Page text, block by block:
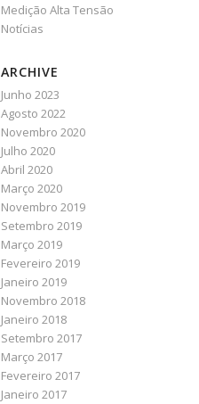
Medição Alta Tensão
Notícias
ARCHIVE
Junho 2023
Agosto 2022
Novembro 2020
Julho 2020
Abril 2020
Março 2020
Novembro 2019
Setembro 2019
Março 2019
Fevereiro 2019
Janeiro 2019
Novembro 2018
Janeiro 2018
Setembro 2017
Março 2017
Fevereiro 2017
Janeiro 2017